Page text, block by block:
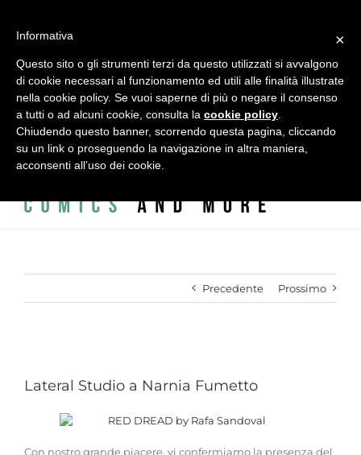
contenuto
L.A. Vincenzi, 2 - c/o ADAC - ACCADEMIA DELLE ARTI CREATIVE
| info@alessandrovitti.com
Facebook
X InstagramEmail
Precedente Prossimo
Lateral Studio a Narnia Fumetto
Con nostro grande piacere, vi confermiamo la presenza del
×
Informativa
Questo sito o gli strumenti terzi da questo utilizzati si avvalgono
di cookie necessari al funzionamento ed utili alle finalità illustrate
nella cookie policy. Se vuoi saperne di più o negare il consenso
a tutti o ad alcuni cookie, consulta la cookie policy
Chiudendo questo banner, scorrendo questa pagina, cliccando
su un link o proseguendo la navigazione in altra maniera,
acconsenti all’uso dei cookie.